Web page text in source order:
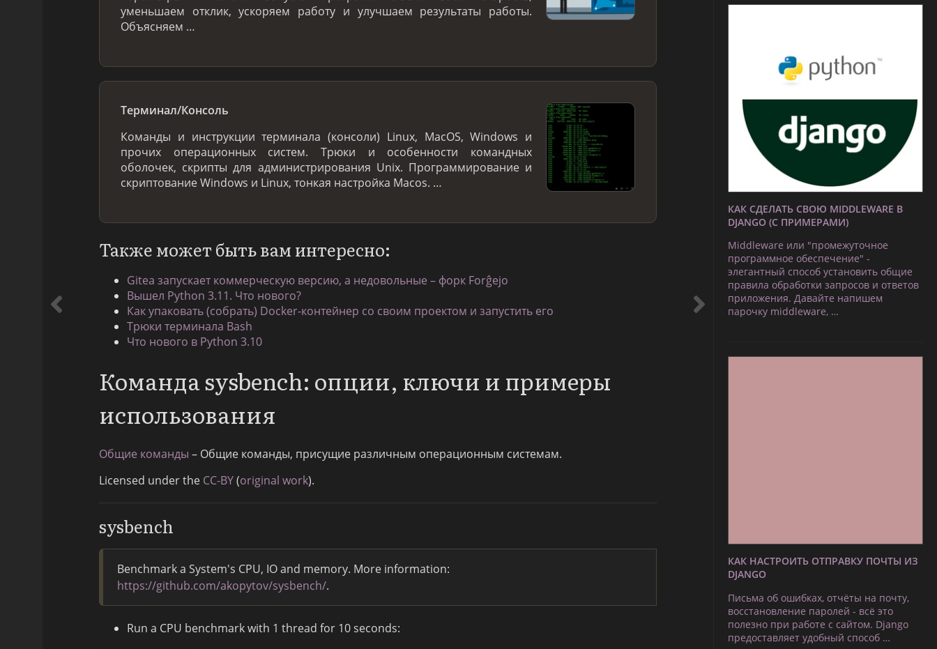
уменьшаем отклик, ускоряем работу и улучшаем результаты работы.
Объясняем …
Терминал/Консоль
Команды и инструкции терминала (консоли) Linux, MacOS, Windows и
прочих операционных систем. Трюки и особенности командных
оболочек, скрипты для администрирования Unix. Программирование и
скриптование Windows и Linux, тонкая настройка Macos. …
Также может быть вам интересно:
Gitea запускает коммерческую версию, а недовольные – форк Forĝejo
Вышел Python 3.11. Что нового?
Как упаковать (собрать) Docker-контейнер со своим проектом и запустить его
Трюки терминала Bash
Что нового в Python 3.10
Команда sysbench: опции, ключи и примеры
использования
Общие команды – Общие команды, присущие различным операционным системам.
Licensed under the CC-BY(original work).
sysbench
Benchmark a System's CPU, IO and memory. More information:
https://github.com/akopytov/sysbench/.
Run a CPU benchmark with 1 thread for 10 seconds:
КАК СДЕЛАТЬ СВОЮ MIDDLEWARE В
DJANGO (С ПРИМЕРАМИ)
Middleware или "промежуточное
программное обеспечение" -
элегантный способ установить общие
правила обработки запросов и ответов
приложения. Давайте напишем
парочку middleware, …
КАК НАСТРОИТЬ ОТПРАВКУ ПОЧТЫ ИЗ
DJANGO
Письма об ошибках, отчёты на почту,
восстановление паролей - всё это
полезно при работе с сайтом. Django
предоставляет удобный способ …